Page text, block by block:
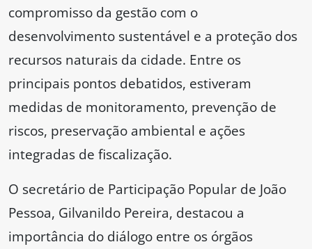
compromisso da gestão com o
desenvolvimento sustentável e a proteção dos
recursos naturais da cidade. Entre os
principais pontos debatidos, estiveram
medidas de monitoramento, prevenção de
riscos, preservação ambiental e ações
integradas de fiscalização.
O secretário de Participação Popular de João
Pessoa, Gilvanildo Pereira, destacou a
importância do diálogo entre os órgãos